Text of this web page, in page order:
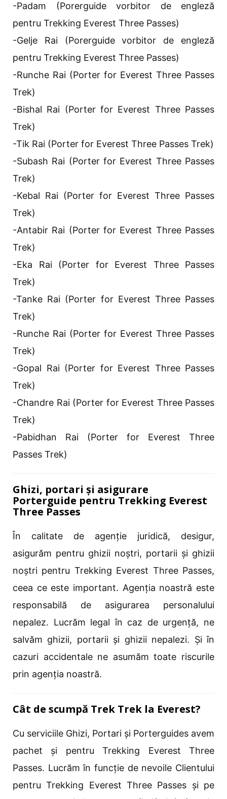
-Padam (Porerguide vorbitor de engleză
pentru Trekking Everest Three Passes)
-Gelje Rai (Porerguide vorbitor de engleză
pentru Trekking Everest Three Passes)
-Runche Rai (Porter for Everest Three Passes
Trek)
-Bishal Rai (Porter for Everest Three Passes
Trek)
-Tik Rai (Porter for Everest Three Passes Trek)
-Subash Rai (Porter for Everest Three Passes
Trek)
-Kebal Rai (Porter for Everest Three Passes
Trek)
-Antabir Rai (Porter for Everest Three Passes
Trek)
-Eka Rai (Porter for Everest Three Passes
Trek)
-Tanke Rai (Porter for Everest Three Passes
Trek)
-Runche Rai (Porter for Everest Three Passes
Trek)
-Gopal Rai (Porter for Everest Three Passes
Trek)
-Chandre Rai (Porter for Everest Three Passes
Trek)
-Pabidhan Rai (Porter for Everest Three
Passes Trek)
Ghizi, portari și asigurare
Porterguide pentru Trekking Everest
Three Passes
În calitate de agenție juridică, desigur,
asigurăm pentru ghizii noștri, portarii și ghizii
noștri pentru Trekking Everest Three Passes,
ceea ce este important. Agenția noastră este
responsabilă de asigurarea personalului
nepalez. Lucrăm legal în caz de urgență, ne
salvăm ghizii, portarii și ghizii nepalezi. Și în
cazuri accidentale ne asumăm toate riscurile
prin agenția noastră.
Cât de scumpă Trek Trek la Everest?
Cu serviciile Ghizi, Portari și Porterguides avem
pachet și pentru Trekking Everest Three
Passes. Lucrăm în funcție de nevoile Clientului
pentru Trekking Everest Three Passes și pe